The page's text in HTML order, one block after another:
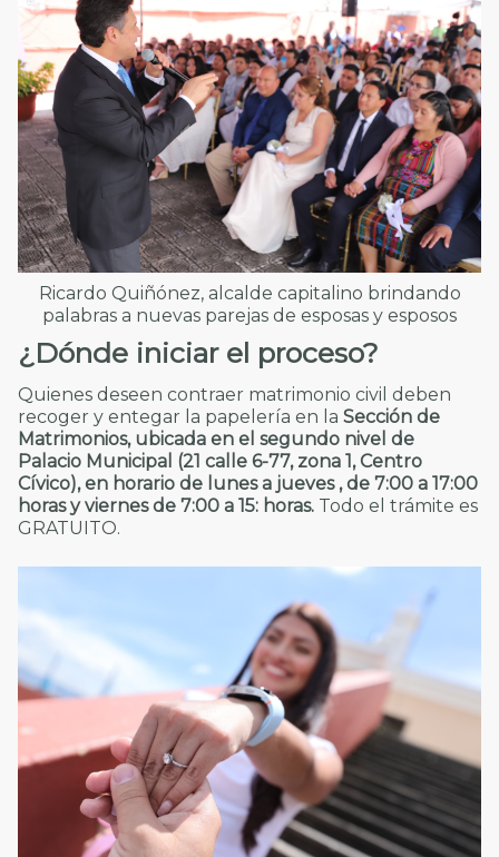
Ricardo Quiñónez, alcalde capitalino brindando
palabras a nuevas parejas de esposas y esposos
¿Dónde iniciar el proceso?
Quienes deseen contraer matrimonio civil deben
recoger y entegar la papelería en la Sección de
Matrimonios, ubicada en el segundo nivel de
Palacio Municipal (21 calle 6-77, zona 1, Centro
Cívico), en horario de lunes a jueves , de 7:00 a 17:00
horasy viernes de 7:00 a 15: horas. Todo el trámite es
GRATUITO.